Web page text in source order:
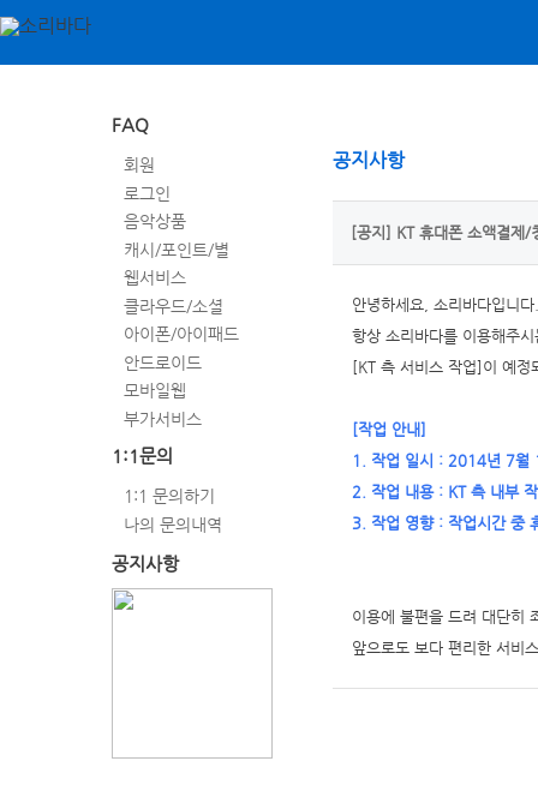
FAQ
회원
로그인
음악상품
캐시/포인트/별
웹서비스
클라우드/소셜
아이폰/아이패드
안드로이드
모바일웹
부가서비스
1:1문의
1:1 문의하기
나의 문의내역
공지사항
공지사항
[공지] KT 휴대폰 소액결제/
안녕하세요, 소리바다입니
항상 소리바다를 이용해주
[KT 측 서비스 작업]이 예정
[작업 안내]
1. 작업 일시 : 2014년 7
2. 작업 내용 : KT 측 내부
3. 작업 영향 : 작업시간 중
이용에 불편을 드려 대단히
앞으로도 보다 편리한 서비